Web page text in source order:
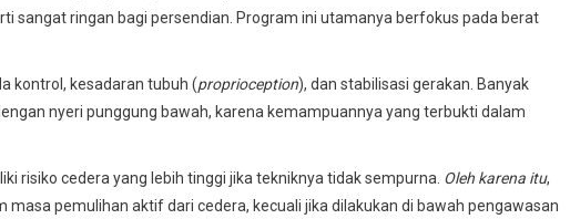
sangat ringan bagi persendian. Program ini utamanya berfokus pada berat
kontrol, kesadaran tubuh (proprioception), dan stabilisasi gerakan. Banyak
nyeri punggung bawah, karena kemampuannya yang terbukti dalam
risiko cedera yang lebih tinggi jika tekniknya tidak sempurna. Oleh karena itu,
pemulihan aktif dari cedera, kecuali jika dilakukan di bawah pengawasan